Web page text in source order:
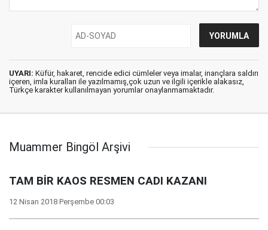
UYARI: Küfür, hakaret, rencide edici cümleler veya imalar, inançlara saldırı
içeren, imla kuralları ile yazılmamış,çok uzun ve ilgili içerikle alakasız,
Türkçe karakter kullanılmayan yorumlar onaylanmamaktadır.
Muammer Bingöl Arşivi
TAM BİR KAOS RESMEN CADI KAZANI
12 Nisan 2018 Perşembe 00:03